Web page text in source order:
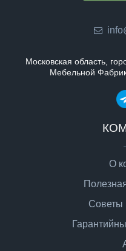
Московская область,
Мебельной
О
Советы